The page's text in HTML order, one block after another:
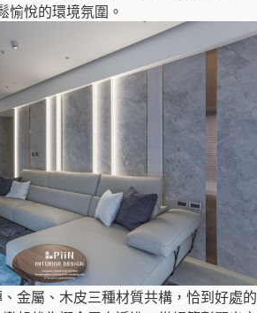
愉悅的環境氛圍。
金屬、木皮三種材質共構，恰到好處的